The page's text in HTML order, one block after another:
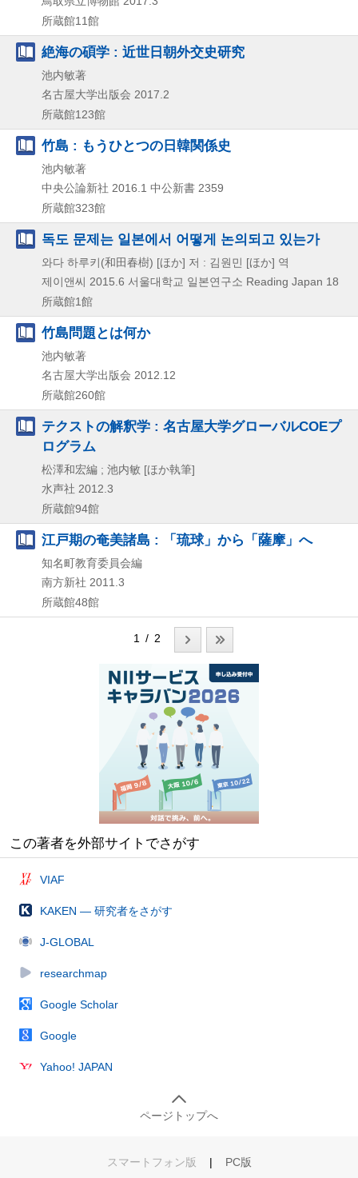
所蔵館11館
絶海の碩学 : 近世日朝外交史研究
池内敏著
名古屋大学出版会 2017.2
所蔵館123館
竹島 : もうひとつの日韓関係史
池内敏著
中央公論新社 2016.1 中公新書 2359
所蔵館323館
독도 문제는 일본에서 어떻게 논의되고 있는가
와다 하루키(和田春樹) [ほか] 저 : 김원민 [ほか] 역
제이앤씨 2015.6 서울대학교 일본연구소 Reading Japan 18
所蔵館1館
竹島問題とは何か
池内敏著
名古屋大学出版会 2012.12
所蔵館260館
テクストの解釈学 : 名古屋大学グローバルCOEプ
ログラム
松澤和宏編 ; 池内敏 [ほか執筆]
水声社 2012.3
所蔵館94館
江戸期の奄美諸島 : 「琉球」から「薩摩」へ
知名町教育委員会編
南方新社 2011.3
所蔵館48館
1 / 2
この著者を外部サイトでさがす
VIAF
KAKEN — 研究者をさがす
J-GLOBAL
researchmap
Google Scholar
Google
Yahoo! JAPAN
ページトップへ
スマートフォン版 | PC版